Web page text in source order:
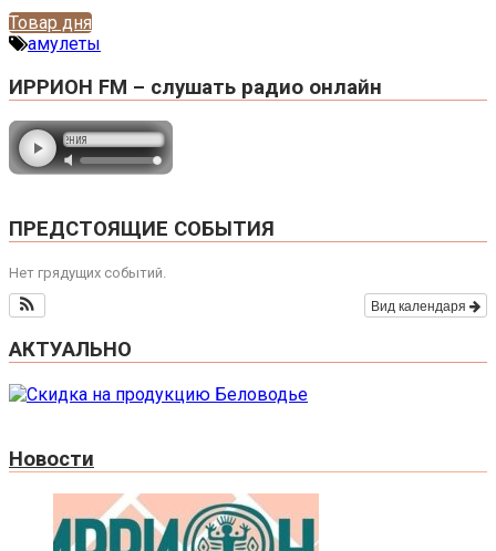
Товар дня
амулеты
ИРРИОН FM – слушать радио онлайн
ПРЕДСТОЯЩИЕ СОБЫТИЯ
Нет грядущих событий.
Вид календаря
АКТУАЛЬНО
Новости